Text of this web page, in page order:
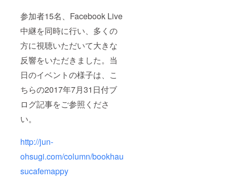
参加者15名、Facebook Live
中継を同時に行い、多くの
方に視聴いただいて大きな
反響をいただきました。当
日のイベントの様子は、こ
ちらの2017年7月31日付ブ
ログ記事をご参照くださ
い。
http://jun-
ohsugi.com/column/bookhau
sucafemappy